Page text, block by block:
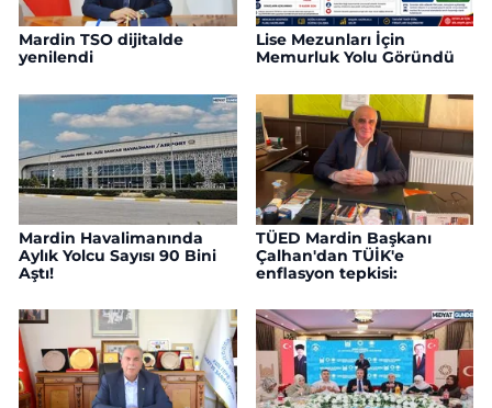
Mardin TSO dijitalde
yenilendi
Lise Mezunları İçin
Memurluk Yolu Göründü
Mardin Havalimanında
Aylık Yolcu Sayısı 90 Bini
Aştı!
TÜED Mardin Başkanı
Çalhan'dan TÜİK'e
enflasyon tepkisi: